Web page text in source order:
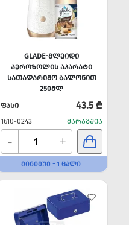
GLADE-ᲒᲚᲔᲘᲓᲘ
ᲐᲔᲠᲝᲖᲝᲚᲘᲡ ᲐᲞᲐᲠᲐᲢᲘ
ᲡᲐᲗᲐᲓᲐᲠᲘᲒᲝ ᲑᲐᲚᲝᲜᲘᲗ
250ᲛᲚ
ᲤᲐᲡᲘ
43.5 ₾
1610-0243 ᲛᲐᲠᲐᲒᲨᲘᲐ
- +
ᲛᲘᲜᲘᲛᲣᲛ - 1 ᲪᲐᲚᲘ